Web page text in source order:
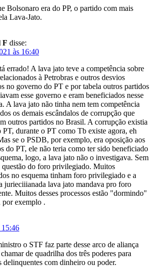
Bolsonaro era do PP, o partido com mais
Lava-Jato.
F disse:
às 16:40
errado! A lava jato teve a competência sobre
à Petrobras e outros desvios
no governo do PT e por tabela outros partidos
esse governo e eram beneficiados nesse
A lava jato não tinha nem tem competência
os demais escândalos de corrupção que
outros partidos no Brasil. A corrupção existia
PT, durante o PT como Tb existe agora, eh
se o PSDB, por exemplo, era oposição aos
do PT, ele não teria como ter sido beneficiado
logo, a lava jato não o investigava. Sem
questão do foro privilegiado. Muitos
no esquema tinham foro privilegiado e a
jurieciiianada lava jato mandava pro foro
Muitos desses processos estão "dormindo"
por exemplo .
15:46
o STF faz parte desse arco de aliança
de quadrilha dos três poderes para
delinquentes com dinheiro ou poder.